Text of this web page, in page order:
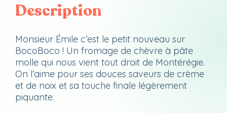
Description
Monsieur Émile c’est le petit nouveau sur
BocoBoco ! Un fromage de chèvre à pâte
molle qui nous vient tout droit de Montérégie.
On l’aime pour ses douces saveurs de crème
et de noix et sa touche finale légèrement
piquante.